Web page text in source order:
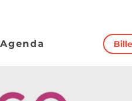
Agenda